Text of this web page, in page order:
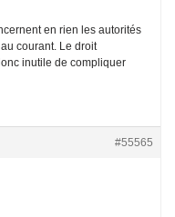
en rien les autorités
courant. Le droit
inutile de compliquer
#55565